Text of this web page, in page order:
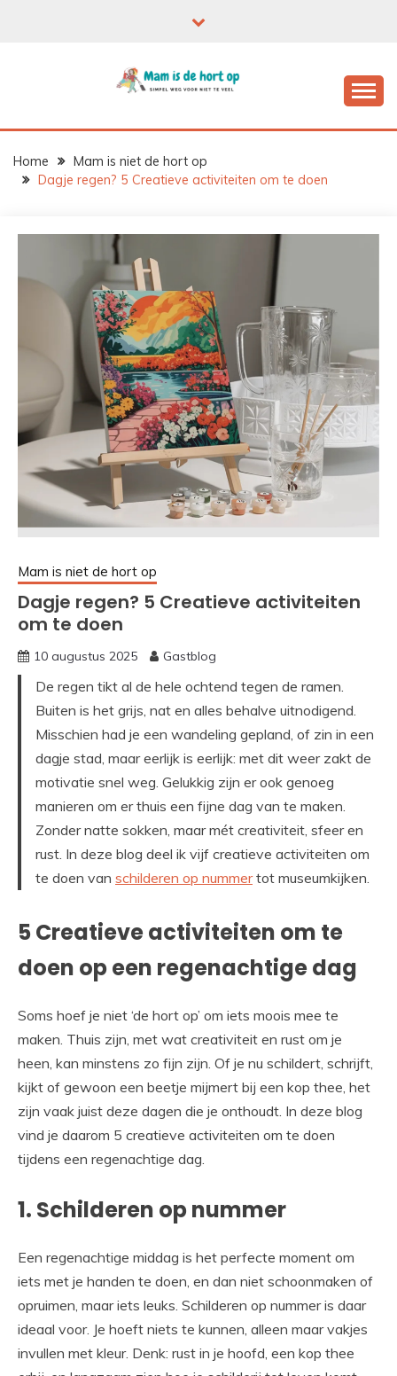
Home
Mam is niet de hort op
Dagje regen? 5 Creatieve activiteiten om te doen
Mam is niet de hort op
Dagje regen? 5 Creatieve activiteiten
om te doen
10 augustus 2025 Gastblog
De regen tikt al de hele ochtend tegen de ramen.
Buiten is het grijs, nat en alles behalve uitnodigend.
Misschien had je een wandeling gepland, of zin in een
dagje stad, maar eerlijk is eerlijk: met dit weer zakt de
motivatie snel weg. Gelukkig zijn er ook genoeg
manieren om er thuis een fijne dag van te maken.
Zonder natte sokken, maar mét creativiteit, sfeer en
rust. In deze blog deel ik vijf creatieve activiteiten om
te doen van schilderen op nummertot museumkijken.
5 Creatieve activiteiten om te
doen op een regenachtige dag
Soms hoef je niet ‘de hort op’ om iets moois mee te
maken. Thuis zijn, met wat creativiteit en rust om je
heen, kan minstens zo fijn zijn. Of je nu schildert, schrijft,
kijkt of gewoon een beetje mijmert bij een kop thee, het
zijn vaak juist deze dagen die je onthoudt. In deze blog
vind je daarom 5 creatieve activiteiten om te doen
tijdens een regenachtige dag.
1. Schilderen op nummer
Een regenachtige middag is het perfecte moment om
iets met je handen te doen, en dan niet schoonmaken of
opruimen, maar iets leuks. Schilderen op nummer is daar
ideaal voor. Je hoeft niets te kunnen, alleen maar vakjes
invullen met kleur. Denk: rust in je hoofd, een kop thee